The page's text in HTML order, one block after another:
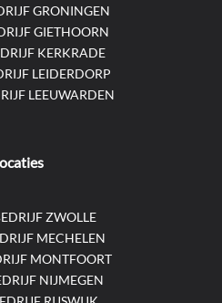
GRONINGEN
GIETHOORN
KERKRADE
LEIDERDORP
LEEUWARDEN
ZWOLLE
MECHELEN
MONTFOORT
NIJMEGEN